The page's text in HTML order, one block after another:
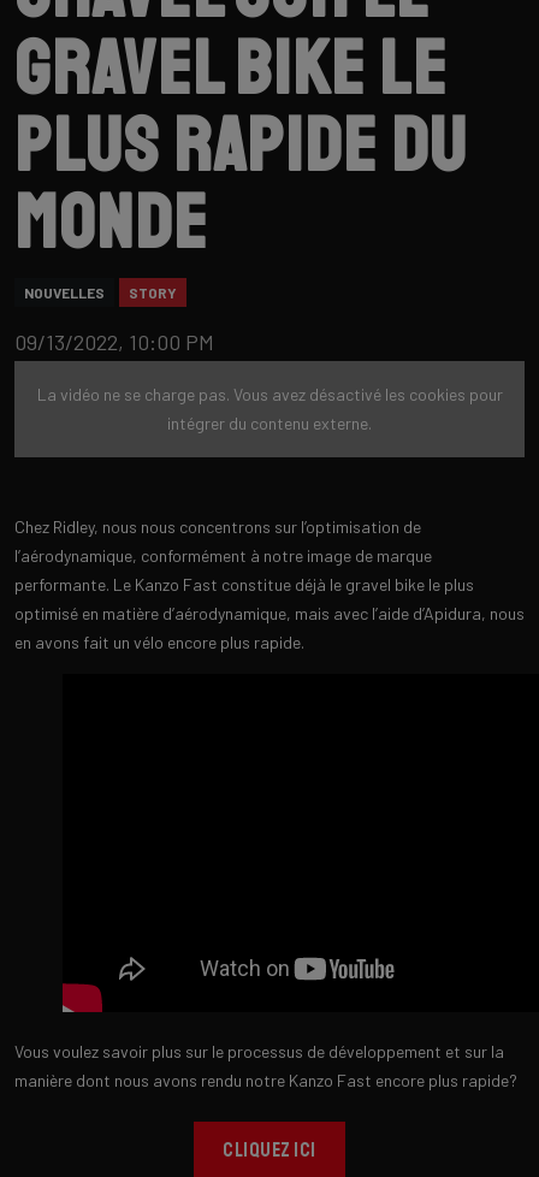
gravel bike le
plus rapide du
monde
NOUVELLES STORY
09/13/2022, 10:00 PM
La vidéo ne se charge pas. Vous avez désactivé les cookies pour
intégrer du contenu externe.
Chez Ridley, nous nous concentrons sur l’optimisation de
l’aérodynamique, conformément à notre image de marque
performante. Le Kanzo Fast constitue déjà le gravel bike le plus
optimisé en matière d’aérodynamique, mais avec l’aide d’Apidura, nous
en avons fait un vélo encore plus rapide.
Vous voulez savoir plus sur le processus de développement et sur la
manière dont nous avons rendu notre Kanzo Fast encore plus rapide?
CLIQUEZ ICI